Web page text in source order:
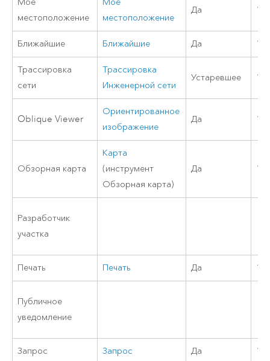
местоположение
местоположение
Да
Ближайшие Ближайшие Да
Трассировка
сети
Трассировка
Инженерной сети
Устаревшее
Oblique Viewer
Ориентированное
изображение
Да
Обзорная карта
Карта
(инструмент
Обзорная карта)
Да
Разработчик
участка
Печать Печать Да
Публичное
уведомление
Запрос Запрос Да